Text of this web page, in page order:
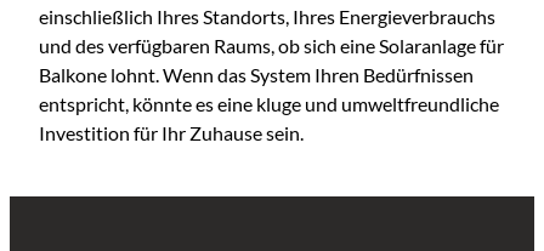
einschließlich Ihres Standorts, Ihres Energieverbrauchs
und des verfügbaren Raums, ob sich eine Solaranlage für
Balkone lohnt. Wenn das System Ihren Bedürfnissen
entspricht, könnte es eine kluge und umweltfreundliche
Investition für Ihr Zuhause sein.